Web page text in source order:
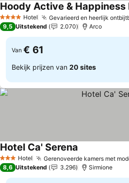
4 SterrenHotel Gevarieerd en heerlijk
Hoody Active & Happiness
9,5 Uitstekend 2.070 Arco
Van € 61
Bekijk prijzen van 20 sites
3 SterrenHotel Gerenoveerde kamers met
Hotel Ca' Serena
8,6 Uitstekend 3.296 Sirmione